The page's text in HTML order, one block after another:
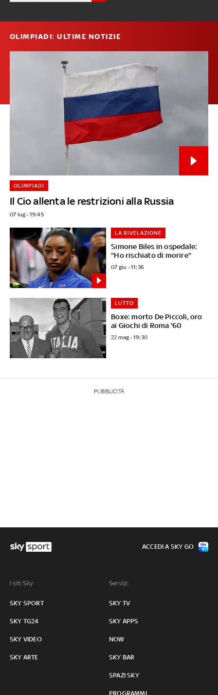
OLIMPIADI: ULTIME NOTIZIE
Il Cio allenta le restrizioni alla Russia
OLIMPIADI
07 lug - 19:45
Simone Biles in ospedale:
"Ho rischiato di morire"
LA RIVELAZIONE
07 giu - 11:36
Boxe: morto De Piccoli, oro
ai Giochi di Roma '60
LUTTO
22 mag - 19:30
PUBBLICITÀ
I siti Sky:
SKY SPORT
SKY TG24
SKY VIDEO
SKY ARTE
Servizi:
SKY TV
SKY APPS
NOW
SKY BAR
SPAZI SKY
PROGRAMMI
ACCEDI A SKY GO